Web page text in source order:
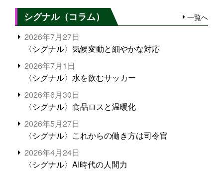
シグナル（コラム） 一覧へ
2026年7月27日
〈シグナル〉気候変動と細やかな対応
2026年7月1日
〈シグナル〉水を飲むサッカー
2026年6月30日
〈シグナル〉食品ロスと温暖化
2026年5月27日
〈シグナル〉これからの働き方は司令官
2026年4月24日
〈シグナル〉AI時代の人間力